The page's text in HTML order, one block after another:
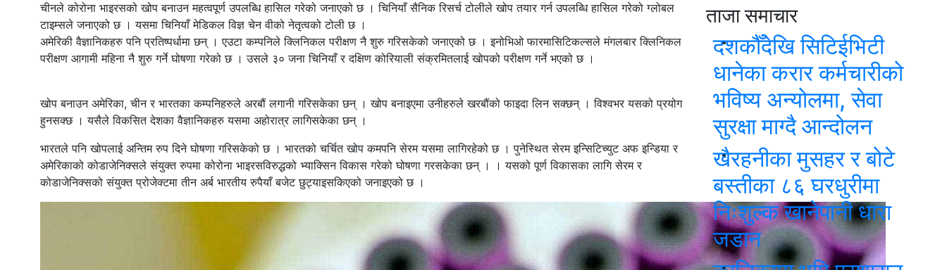
चीनले कोरोना भाइरसको खोप बनाउन महत्वपूर्ण उपलब्धि हासिल गरेको जनाएको छ । चिनियाँ सैनिक रिसर्च टोलीले खोप तयार गर्न उपलब्धि हासिल गरेको ग्लोबल
टाइम्सले जनाएको छ । यसमा चिनियाँ मेडिकल विज्ञ चेन वीको नेतृत्वको टोली छ ।
अमेरिकी वैज्ञानिकहरु पनि प्रतिष्पर्धामा छन् । एउटा कम्पनिले क्लिनिकल परीक्षण नै शुरु गरिसकेको जनाएको छ । इनोभिओ फारमासिटिकल्सले मंगलबार क्लिनिकल
परीक्षण आगामी महिना नै शुरु गर्ने घोषणा गरेको छ । उसले ३० जना चिनियाँ र दक्षिण कोरियाली संक्रमितलाई खोपको परीक्षण गर्ने भएको छ ।
खोप बनाउन अमेरिका, चीन र भारतका कम्पनिहरुले अरबौं लगानी गरिसकेका छन् । खोप बनाइएमा उनीहरुले खरबौंको फाइदा लिन सक्छन् । विश्वभर यसको प्रयोग
हुनसक्छ । यसैले विकसित देशका वैज्ञानिकहरु यसमा अहोरात्र लागिसकेका छन् ।
भारतले पनि खोपलाई अन्तिम रुप दिने घोषणा गरिसकेको छ । भारतको चर्चित खोप कमपनि सेरम यसमा लागिरहेको छ । पुनेस्थित सेरम इन्सिटिच्युट अफ इन्डिया र
अमेरिकाको कोडाजेनिक्सले संयुक्त रुपमा कोरोना भाइरसविरुद्धको भ्याक्सिन विकास गरेको घोषणा गरसकेका छन् । । यसको पूर्ण विकासका लागि सेरम र
कोडाजेनिक्सको संयुक्त प्रोजेक्टमा तीन अर्ब भारतीय रुपैयाँ बजेट छुट्याइसकिएको जनाइएको छ ।
ताजा समाचार
दशकौँदेखि सिटिईभिटी
धानेका करार कर्मचारीको
भविष्य अन्योलमा, सेवा
सुरक्षा माग्दै आन्दोलन
खैरहनीका मुसहर र बोटे
बस्तीका ८६ घरधुरीमा
निःशुल्क खानेपानी धारा
जडान